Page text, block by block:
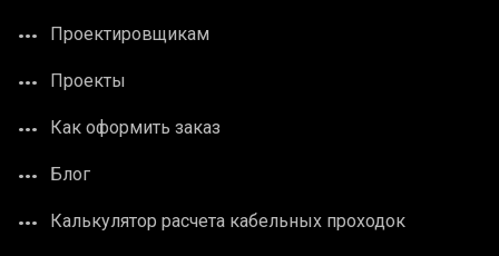
Проектировщикам
Проекты
Как оформить заказ
Блог
Калькулятор расчета кабельных проходок